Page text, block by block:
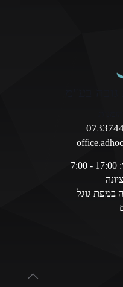
במפת גוגל